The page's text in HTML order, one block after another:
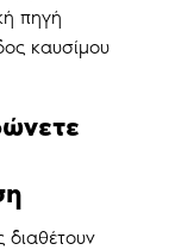
πηγή
καυσίμου
διαθέτουν